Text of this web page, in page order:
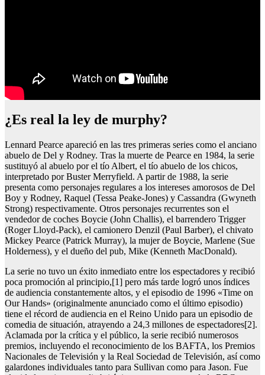
¿es real la ley de murphy?
Lennard Pearce apareció en las tres primeras series como el anciano
abuelo de Del y Rodney. Tras la muerte de Pearce en 1984, la serie
sustituyó al abuelo por el tío Albert, el tío abuelo de los chicos,
interpretado por Buster Merryfield. A partir de 1988, la serie
presenta como personajes regulares a los intereses amorosos de Del
Boy y Rodney, Raquel (Tessa Peake-Jones) y Cassandra (Gwyneth
Strong) respectivamente. Otros personajes recurrentes son el
vendedor de coches Boycie (John Challis), el barrendero Trigger
(Roger Lloyd-Pack), el camionero Denzil (Paul Barber), el chivato
Mickey Pearce (Patrick Murray), la mujer de Boycie, Marlene (Sue
Holderness), y el dueño del pub, Mike (Kenneth MacDonald).
La serie no tuvo un éxito inmediato entre los espectadores y recibió
poca promoción al principio,[1] pero más tarde logró unos índices
de audiencia constantemente altos, y el episodio de 1996 «Time on
Our Hands» (originalmente anunciado como el último episodio)
tiene el récord de audiencia en el Reino Unido para un episodio de
comedia de situación, atrayendo a 24,3 millones de espectadores[2].
Aclamada por la crítica y el público, la serie recibió numerosos
premios, incluyendo el reconocimiento de los BAFTA, los Premios
Nacionales de Televisión y la Real Sociedad de Televisión, así como
galardones individuales tanto para Sullivan como para Jason. Fue